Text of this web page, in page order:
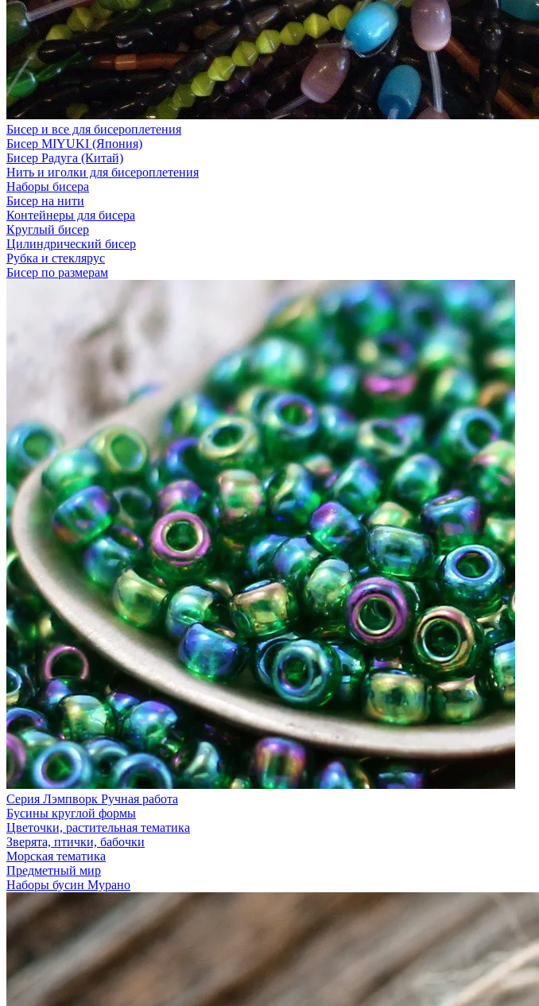
Бисер и все для бисероплетения
Бисер MIYUKI (Япония)
Бисер Радуга (Китай)
Нить и иголки для бисероплетения
Наборы бисера
Бисер на нити
Контейнеры для бисера
Круглый бисер
Цилиндрический бисер
Рубка и стеклярус
Бисер по размерам
Серия Лэмпворк Ручная работа
Бусины круглой формы
Цветочки, растительная тематика
Зверята, птички, бабочки
Морская тематика
Предметный мир
Наборы бусин Мурано